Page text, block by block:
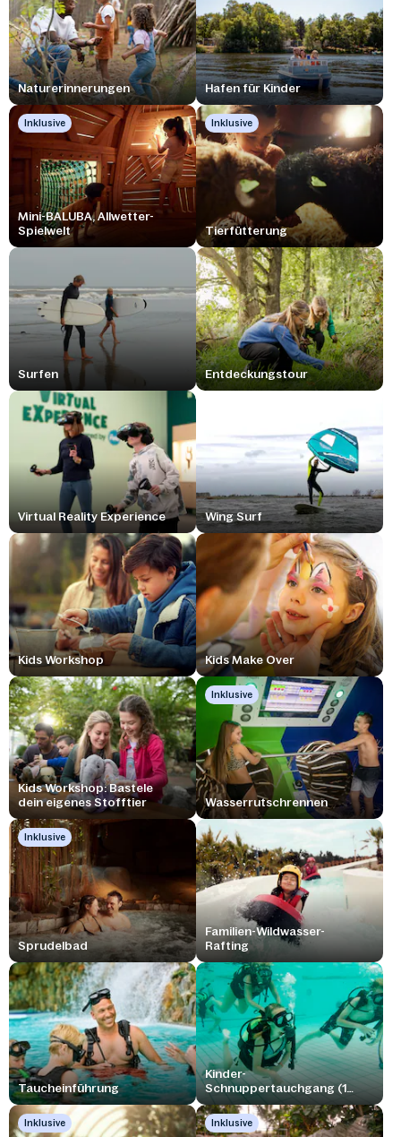
Naturerinnerungen Hafen für Kinder
Inklusive
Mini-BALUBA, Allwetter-
Spielwelt
Inklusive
Tierfütterung
Surfen Entdeckungstour
Virtual Reality Experience Wing Surf
Kids Workshop Kids Make Over
Kids Workshop: Bastele
dein eigenes Stofftier
Inklusive
Wasserrutschrennen
Inklusive
Sprudelbad
Familien-Wildwasser-
Rafting
Taucheinführung
Kinder-
Schnuppertauchgang (1
Stunde)
Inklusive Inklusive